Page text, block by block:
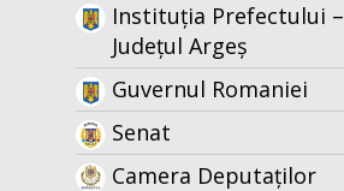
Instituția Prefectului –
Județul Argeș
Guvernul Romaniei
Senat
Camera Deputaților